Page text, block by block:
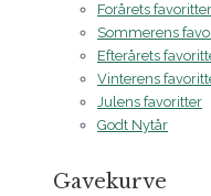
Forårets favoritter
Sommerens
Efterårets
Vinterens
Julens favoritter
Godt Nytår
Gavekurve